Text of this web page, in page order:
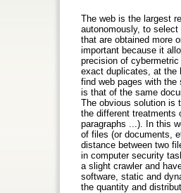
The web is the largest
autonomously, to
that are obtained more
important because it
precision of
exact duplicates, at the
find web pages with
is that of the same
The obvious solution is
the different treatments
paragraphs ...). In this
of files (or documents,
distance between two
in computer security
a slight crawler and
software, static and
the quantity and